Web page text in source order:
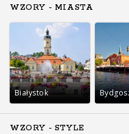
WZORY - MIASTA
Białystok
WZORY - STYLE